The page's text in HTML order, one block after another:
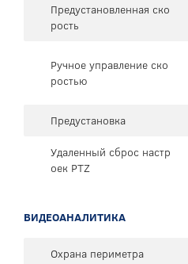
Предустановленная ско
рость
Ручное управление ско
ростью
Предустановка
Удаленный сброс настр
оек PTZ
ВИДЕОАНАЛИТИКА
Охрана периметра